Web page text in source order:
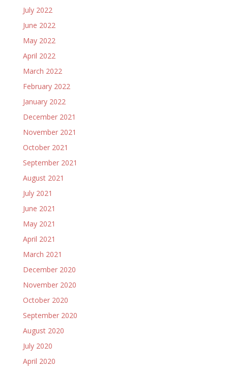
July 2022
June 2022
May 2022
April 2022
March 2022
February 2022
January 2022
December 2021
November 2021
October 2021
September 2021
August 2021
July 2021
June 2021
May 2021
April 2021
March 2021
December 2020
November 2020
October 2020
September 2020
August 2020
July 2020
April 2020